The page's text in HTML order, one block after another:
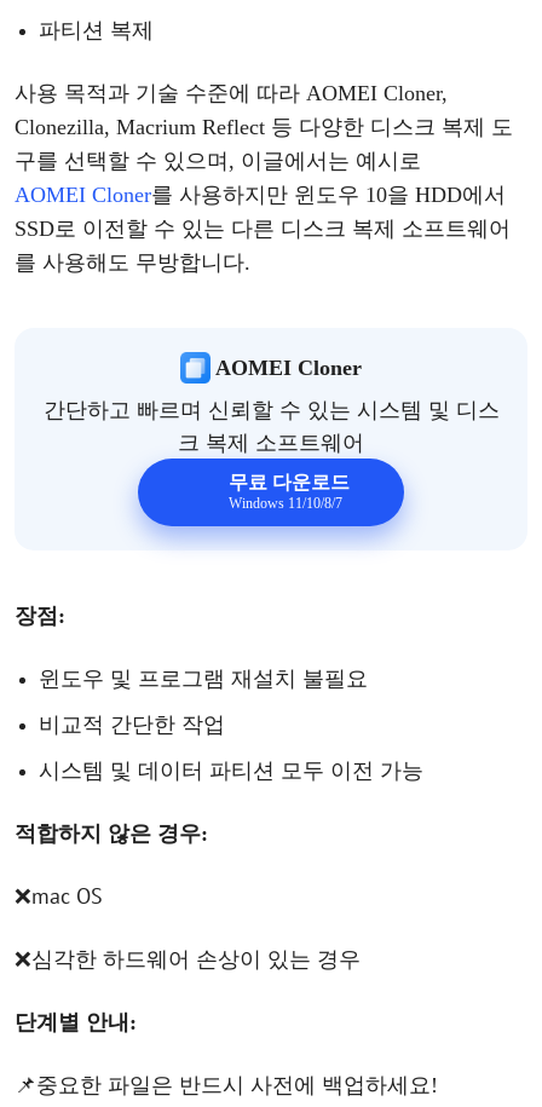
파티션 복제
사용 목적과 기술 수준에 따라 AOMEI Cloner,
Clonezilla, Macrium Reflect 등 다양한 디스크 복제 도
구를 선택할 수 있으며, 이 글에서는 예시로
AOMEI Cloner를 사용하지만 윈도우 10을 HDD에서
SSD로 이전 할 수 있는 다른 디스크 복제 소프트웨어
를 사용해도 무방합니다.
AOMEI Cloner
간단하고 빠르며 신뢰할 수 있는 시스템 및 디스
크 복제 소프트웨어
무료 다운로드
Windows 11/10/8/7
장점 :
윈도우 및 프로그램 재설치 불필요
비교적 간단한 작업
시스템 및 데이터 파티션 모두 이전 가능
적합하지 않은 경우:
❌mac OS
❌심각한 하드웨어 손상이 있는 경우
단계별 안내 :
📌중요한 파일은 반드시 사전에 백업하세요!